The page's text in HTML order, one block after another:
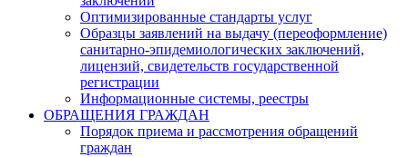
Оптимизированные стандарты услуг
Образцы заявлений на выдачу (переоформление)
санитарно-эпидемиологических заключений,
лицензий, свидетельств государственной
регистрации
Информационные системы, реестры
ОБРАЩЕНИЯ ГРАЖДАН
Порядок приема и рассмотрения обращений
граждан